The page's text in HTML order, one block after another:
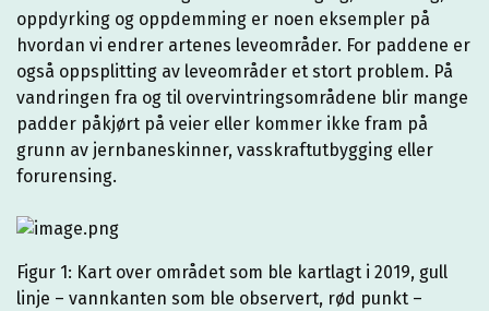
oppdyrking og oppdemming er noen eksempler på
hvordan vi endrer artenes leveområder. For paddene er
også oppsplitting av leveområder et stort problem. På
vandringen fra og til overvintringsområdene blir mange
padder påkjørt på veier eller kommer ikke fram på
grunn av jernbaneskinner, vasskraftutbygging eller
forurensing.
Figur 1: Kart over området som ble kartlagt i 2019, gull
linje – vannkanten som ble observert, rød punkt –